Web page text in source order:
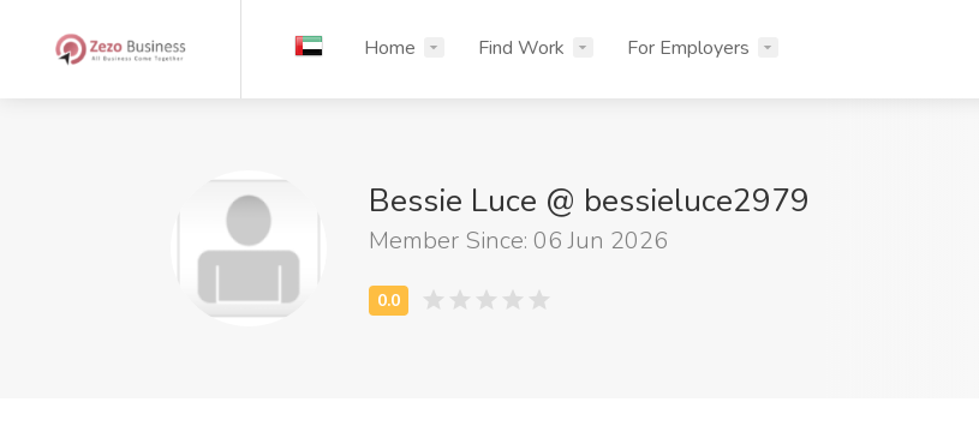
Home Find Work For Employers
Bessie Luce @ bessieluce2979
Member Since: 06 Jun 2026